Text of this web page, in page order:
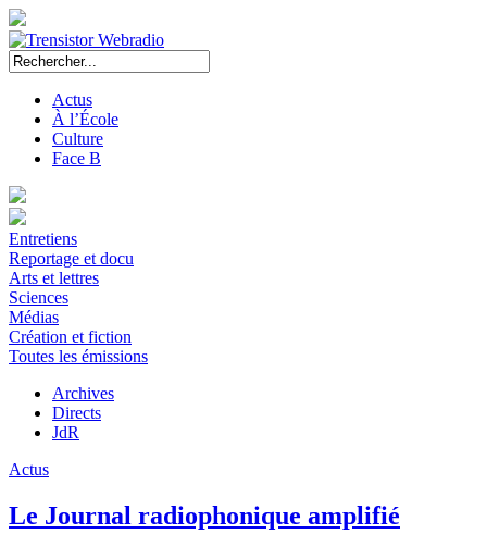
Actus
À l’École
Culture
Face B
Entretiens
Reportage et docu
Arts et lettres
Sciences
Médias
Création et fiction
Toutes les émissions
Archives
Directs
JdR
Actus
Le Journal radiophonique amplifié